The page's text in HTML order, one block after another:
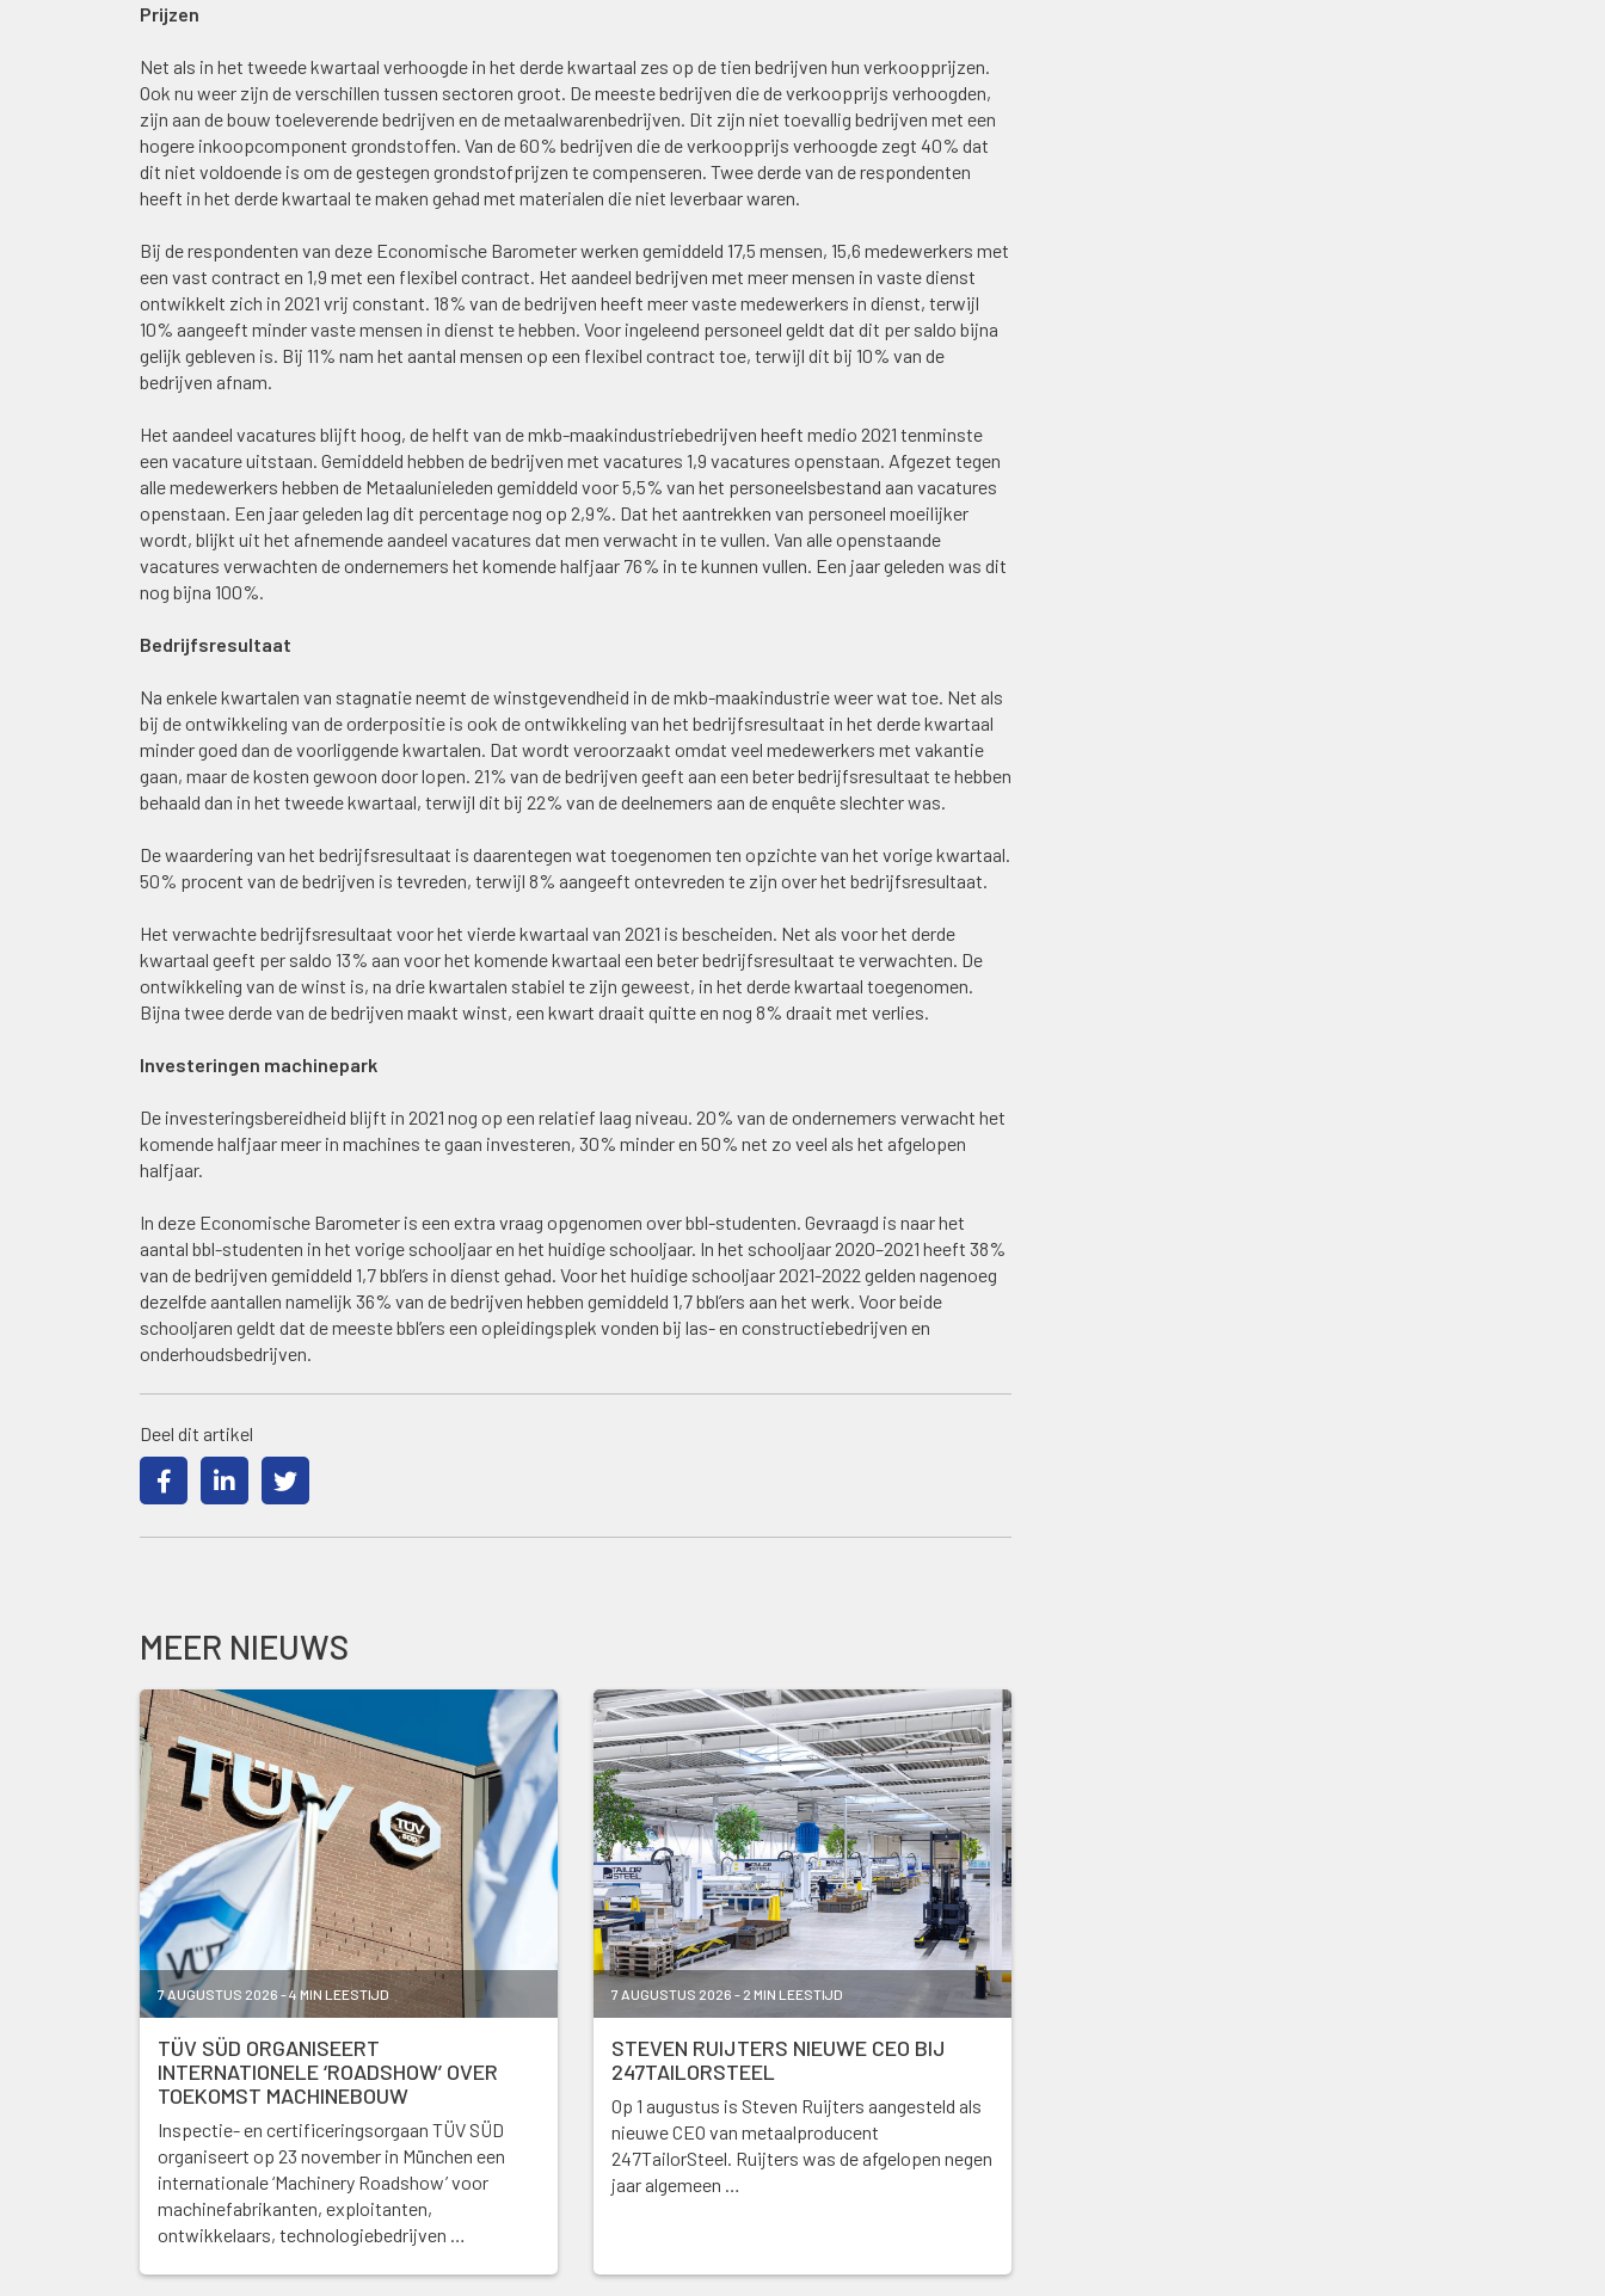
Prijzen
Net als in het tweede kwartaal verhoogde in het derde kwartaal zes op de tien bedrijven hun verkoopprijzen.
Ook nu weer zijn de verschillen tussen sectoren groot. De meeste bedrijven die de verkoopprijs verhoogden,
zijn aan de bouw toeleverende bedrijven en de metaalwarenbedrijven. Dit zijn niet toevallig bedrijven met een
hogere inkoopcomponent grondstoffen. Van de 60% bedrijven die de verkoopprijs verhoogde zegt 40% dat
dit niet voldoende is om de gestegen grondstofprijzen te compenseren. Twee derde van de respondenten
heeft in het derde kwartaal te maken gehad met materialen die niet leverbaar waren.
Bij de respondenten van deze Economische Barometer werken gemiddeld 17,5 mensen, 15,6 medewerkers met
een vast contract en 1,9 met een flexibel contract. Het aandeel bedrijven met meer mensen in vaste dienst
ontwikkelt zich in 2021 vrij constant. 18% van de bedrijven heeft meer vaste medewerkers in dienst, terwijl
10% aangeeft minder vaste mensen in dienst te hebben. Voor ingeleend personeel geldt dat dit per saldo bijna
gelijk gebleven is. Bij 11% nam het aantal mensen op een flexibel contract toe, terwijl dit bij 10% van de
bedrijven afnam.
Het aandeel vacatures blijft hoog, de helft van de mkb-maakindustriebedrijven heeft medio 2021 tenminste
een vacature uitstaan. Gemiddeld hebben de bedrijven met vacatures 1,9 vacatures openstaan. Afgezet tegen
alle medewerkers hebben de Metaalunieleden gemiddeld voor 5,5% van het personeelsbestand aan vacatures
openstaan. Een jaar geleden lag dit percentage nog op 2,9%. Dat het aantrekken van personeel moeilijker
wordt, blijkt uit het afnemende aandeel vacatures dat men verwacht in te vullen. Van alle openstaande
vacatures verwachten de ondernemers het komende halfjaar 76% in te kunnen vullen. Een jaar geleden was dit
nog bijna 100%.
Bedrijfsresultaat
Na enkele kwartalen van stagnatie neemt de winstgevendheid in de mkb-maakindustrie weer wat toe. Net als
bij de ontwikkeling van de orderpositie is ook de ontwikkeling van het bedrijfsresultaat in het derde kwartaal
minder goed dan de voorliggende kwartalen. Dat wordt veroorzaakt omdat veel medewerkers met vakantie
gaan, maar de kosten gewoon door lopen. 21% van de bedrijven geeft aan een beter bedrijfsresultaat te hebben
behaald dan in het tweede kwartaal, terwijl dit bij 22% van de deelnemers aan de enquête slechter was.
De waardering van het bedrijfsresultaat is daarentegen wat toegenomen ten opzichte van het vorige kwartaal.
50% procent van de bedrijven is tevreden, terwijl 8% aangeeft ontevreden te zijn over het bedrijfsresultaat.
Het verwachte bedrijfsresultaat voor het vierde kwartaal van 2021 is bescheiden. Net als voor het derde
kwartaal geeft per saldo 13% aan voor het komende kwartaal een beter bedrijfsresultaat te verwachten. De
ontwikkeling van de winst is, na drie kwartalen stabiel te zijn geweest, in het derde kwartaal toegenomen.
Bijna twee derde van de bedrijven maakt winst, een kwart draait quitte en nog 8% draait met verlies.
Investeringen machinepark
De investeringsbereidheid blijft in 2021 nog op een relatief laag niveau. 20% van de ondernemers verwacht het
komende halfjaar meer in machines te gaan investeren, 30% minder en 50% net zo veel als het afgelopen
halfjaar.
In deze Economische Barometer is een extra vraag opgenomen over bbl-studenten. Gevraagd is naar het
aantal bbl-studenten in het vorige schooljaar en het huidige schooljaar. In het schooljaar 2020–2021 heeft 38%
van de bedrijven gemiddeld 1,7 bbl’ers in dienst gehad. Voor het huidige schooljaar 2021-2022 gelden nagenoeg
dezelfde aantallen namelijk 36% van de bedrijven hebben gemiddeld 1,7 bbl’ers aan het werk. Voor beide
schooljaren geldt dat de meeste bbl’ers een opleidingsplek vonden bij las- en constructiebedrijven en
onderhoudsbedrijven.
Deel dit artikel
MEER NIEUWS
7 AUGUSTUS 2026 - 4 MIN LEESTIJD
TÜV SÜD ORGANISEERT
INTERNATIONELE ‘ROADSHOW’ OVER
TOEKOMST MACHINEBOUW
Inspectie- en certificeringsorgaan TÜV SÜD
organiseert op 23 november in München een
internationale ‘Machinery Roadshow’ voor
machinefabrikanten, exploitanten,
ontwikkelaars, technologiebedrijven …
7 AUGUSTUS 2026 - 2 MIN LEESTIJD
STEVEN RUIJTERS NIEUWE CEO BIJ
247TAILORSTEEL
Op 1 augustus is Steven Ruijters aangesteld als
nieuwe CEO van metaalproducent
247TailorSteel. Ruijters was de afgelopen negen
jaar algemeen …